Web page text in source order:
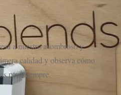
a nuestro asombroso y
calidad y observa cómo
para siempre.